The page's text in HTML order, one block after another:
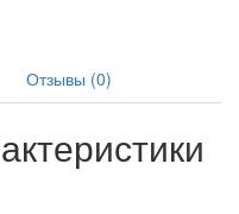
Отзывы (0)